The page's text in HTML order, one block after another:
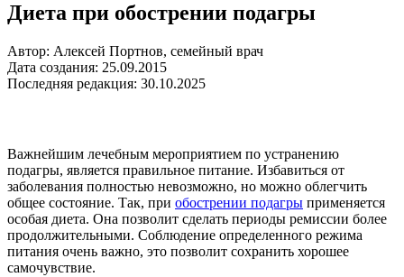
Диета при обострении подагры
Автор: Алексей Портнов, семейный врач
Дата создания: 25.09.2015
Последняя редакция: 30.10.2025
Важнейшим лечебным мероприятием по устранению
подагры, является правильное питание. Избавиться от
заболевания полностью невозможно, но можно облегчить
общее состояние. Так, при обострении подагры применяется
особая диета. Она позволит сделать периоды ремиссии более
продолжительными. Соблюдение определенного режима
питания очень важно, это позволит сохранить хорошее
самочувствие.